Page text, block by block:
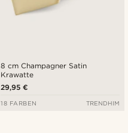
8 cm Champagner Satin
Krawatte
29,95 €
18 FARBEN TRENDHIM